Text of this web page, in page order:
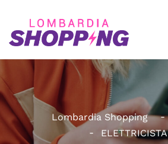
Lombardia Shopping
ELETTRICISTA